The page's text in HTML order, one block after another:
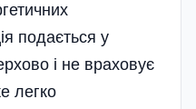
подається у
і не враховує
легко